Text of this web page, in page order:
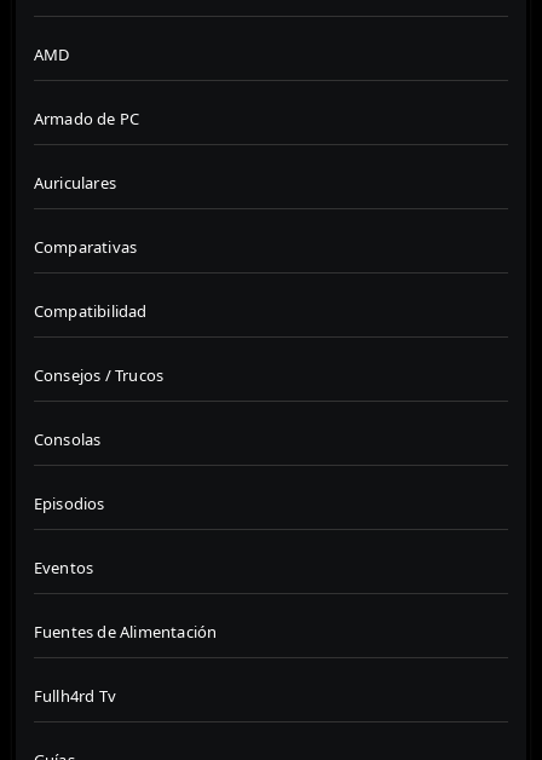
AMD
Armado de PC
Auriculares
Comparativas
Compatibilidad
Consejos / Trucos
Consolas
Episodios
Eventos
Fuentes de Alimentación
Fullh4rd Tv